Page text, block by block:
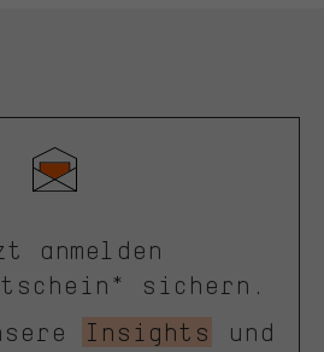
anmelden
sichern.
Insights
und